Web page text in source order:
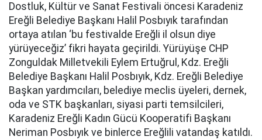
Dostluk, Kültür ve Sanat Festivali öncesi Karadeniz
Ereğli Belediye Başkanı Halil Posbıyık tarafından
ortaya atılan ‘bu festivalde Ereğli il olsun diye
yürüyeceğiz’ fikri hayata geçirildi. Yürüyüşe CHP
Zonguldak Milletvekili Eylem Ertuğrul, Kdz. Ereğli
Belediye Başkanı Halil Posbıyık, Kdz. Ereğli Belediye
Başkan yardımcıları, belediye meclis üyeleri, dernek,
oda ve STK başkanları, siyasi parti temsilcileri,
Karadeniz Ereğli Kadın Gücü Kooperatifi Başkanı
Neriman Posbıyık ve binlerce Ereğlili vatandaş katıldı.